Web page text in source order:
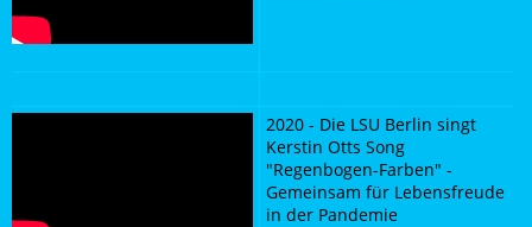
2020 - Die LSU Berlin singt
Kerstin Otts Song
"Regenbogen-Farben" -
Gemeinsam für Lebensfreude
in der Pandemie